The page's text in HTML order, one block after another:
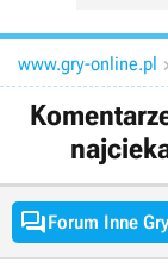
www.gry-online.pl 
Forum Inne Gry